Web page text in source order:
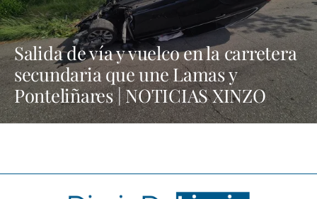
Salida de vía y vuelco en la carretera
secundaria que une Lamas y
Ponteliñares | NOTICIAS XINZO